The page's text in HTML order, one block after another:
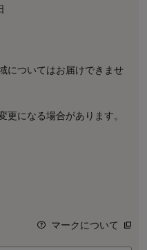
についてはお届けできませ
になる場合があります。
マークについて